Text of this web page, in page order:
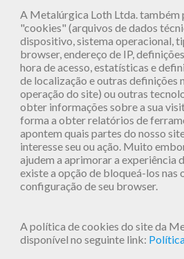
A Metalúrgica Loth Ltda. também
"cookies" (arquivos de dados
dispositivo, sistema operacional,
browser, endereço de IP,
hora de acesso, estatísticas e
de localização e outras definições
operação do site) ou outras
obter informações sobre a sua
forma a obter relatórios de
apontem quais partes do nosso
interesse seu ou ação. Muito
ajudem a aprimorar a experiência
existe a opção de bloqueá-los nas
configuração de seu browser.
A política de cookies do site da
disponível no seguinte link: